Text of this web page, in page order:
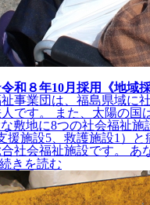
和８年10月採用《地域採
事業団は、福島県域に
です。 また、太陽の国
敷地に8つの社会福祉
援施設5、救護施設1）
社会福祉施設です。 あ
続きを読む